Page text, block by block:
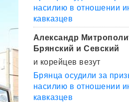
насилию в отношении
кавказцев
Александр
Брянский и Севский
и корейцев везут
Брянца осудили за
насилию в отношении
кавказцев